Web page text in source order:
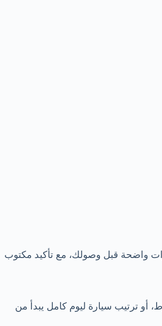
واضحة قبل وصولك، مع تأكيد مكتوب
أو ترتيب سيارة ليوم كامل يبدأ من